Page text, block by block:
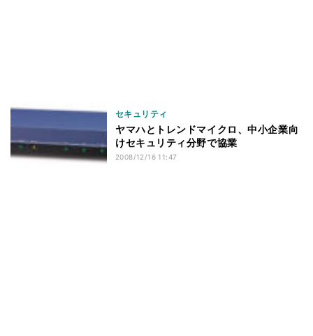
セキュリティ
ヤマハとトレンドマイクロ、中小企業向
けセキュリティ分野で協業
2008/12/16 11:47